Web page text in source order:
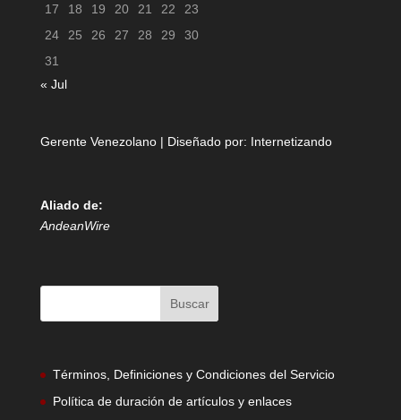
17
18 19 20 21 22
23
24
25 26 27 28 29
30
31
« Jul
Gerente Venezolano | Diseñado por: Internetizando
Aliado de:
AndeanWire
Términos, Definiciones y Condiciones del Servicio
Política de duración de artículos y enlaces